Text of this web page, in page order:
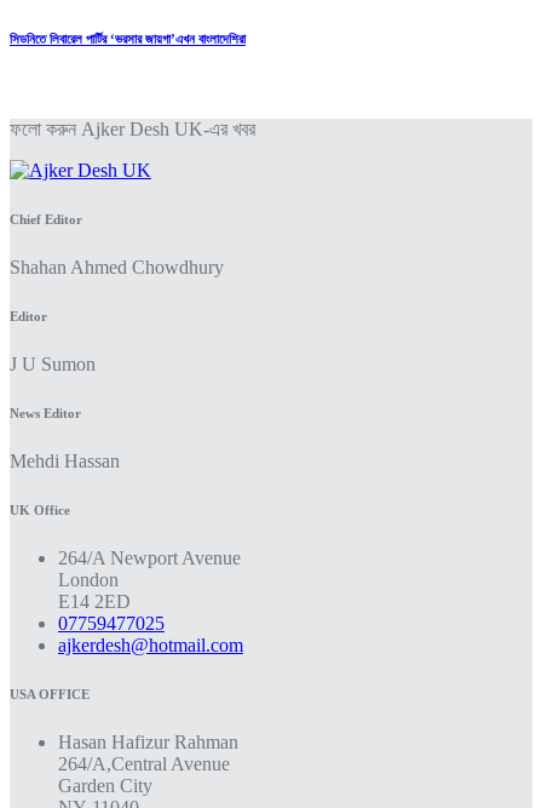
সিডনিতে লিবারেল পার্টির ‘ভরসার জায়গা’এখন বাংলাদেশিরা
ফলো করুন Ajker Desh UK-এর খবর
Chief Editor
Shahan Ahmed Chowdhury
Editor
J U Sumon
News Editor
Mehdi Hassan
UK Office
264/A Newport Avenue
London
E14 2ED
07759477025
ajkerdesh@hotmail.com
USA OFFICE
Hasan Hafizur Rahman
264/A,Central Avenue
Garden City